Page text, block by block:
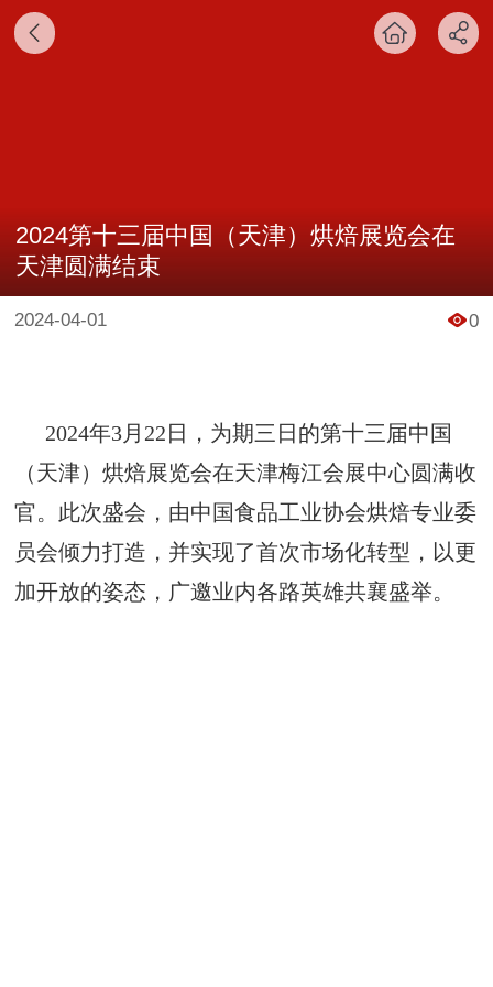
2024第十三届中国（天津）烘焙展览会在
天津圆满结束
2024-04-01 0
2024年3月 22 日，为期三日的第十三届中国
（天津）烘焙展览会在天津梅江会展中心圆满收
官。 此次盛会，由中国食品工业协会烘焙专业委
员会倾力打造，并实现了首次市场化转型，以更
加开放的姿态，广邀业内各路英雄共襄盛举。